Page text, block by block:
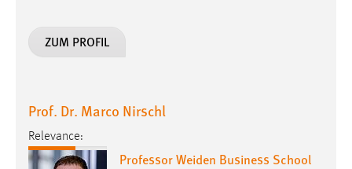
ZUM PROFIL
Prof. Dr. Marco Nirschl
Relevance:
Professor Weiden Business School